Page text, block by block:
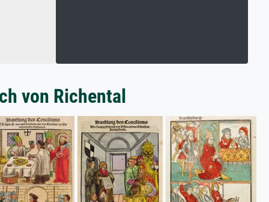
von Richental